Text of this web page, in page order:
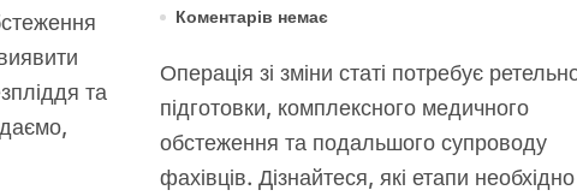
та
Коментарів немає
Операція зі зміни статі потребує ретельної
підготовки, комплексного медичного
обстеження та подальшого супроводу
фахівців. Дізнайтеся, які етапи необхідно